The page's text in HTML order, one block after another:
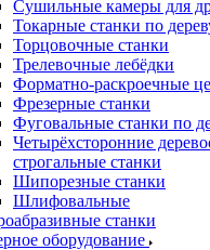
Сушильные камеры для
Токарные станки по
Торцовочные станки
Трелевочные лебёдки
Форматно-раскроечные
Фрезерные станки
Фуговальные станки по
Четырёхсторонние
строгальные станки
Шипорезные станки
Шлифовальные
станки
оборудование